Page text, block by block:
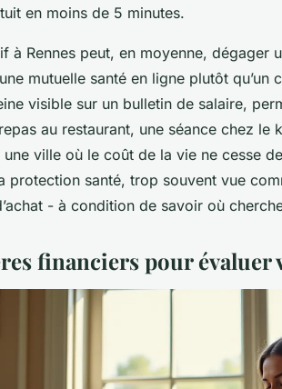
en moins de 5 minutes.
à Rennes peut, en moyenne, dégager
mutuelle santé en ligne plutôt qu’un
visible sur un bulletin de salaire,
au restaurant, une séance chez le
une ville où le coût de la vie ne cesse
protection santé, trop souvent vue
- à condition de savoir où
financiers pour évaluer